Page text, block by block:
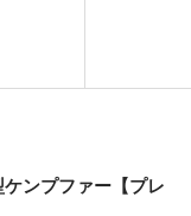
ンプファー【プレ